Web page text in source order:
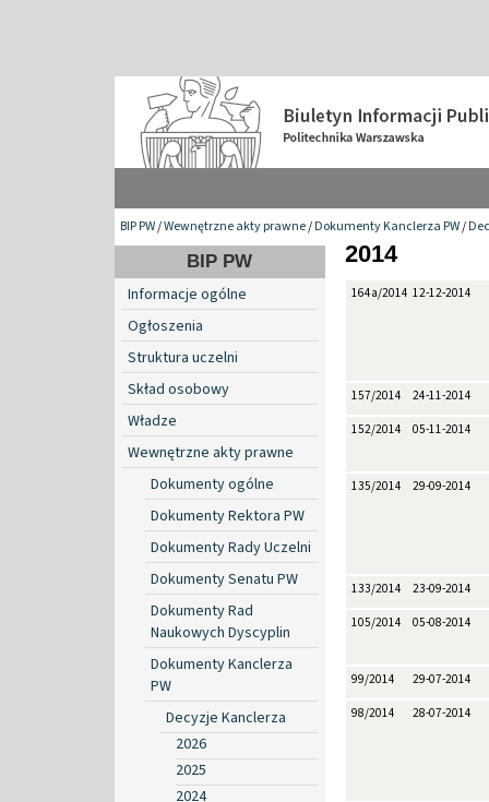
BIP PW/Wewnętrzne akty prawne/Dokumenty Kanclerza PW/
BIP PW
Informacje ogólne
Ogłoszenia
Struktura uczelni
Skład osobowy
Władze
Wewnętrzne akty prawne
Dokumenty ogólne
Dokumenty Rektora PW
Dokumenty Rady Uczelni
Dokumenty Senatu PW
Dokumenty Rad
Naukowych Dyscyplin
Dokumenty Kanclerza
PW
Decyzje Kanclerza
2026
2025
2024
2014
164a/2014 12-12-2014
157/2014 24-11-2014
152/2014 05-11-2014
135/2014 29-09-2014
133/2014 23-09-2014
105/2014 05-08-2014
99/2014 29-07-2014
98/2014 28-07-2014